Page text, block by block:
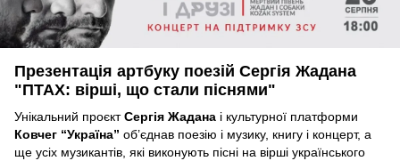
Презентація артбуку поезій Сергія Жадана
"ПТАХ: вірші, що стали піснями"
Унікальний проєктСергія Жадана і культурної платформи
Ковчег “Україна” об’єднав поезію і музику, книгу і концерт, а
ще усіх музикантів, які виконують пісні на вірші українського